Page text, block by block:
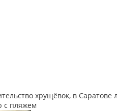
хрущёвок, в Саратове
с пляжем